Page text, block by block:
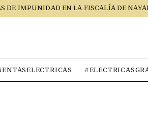
DE IMPUNIDAD EN LA FISCALÍA DE